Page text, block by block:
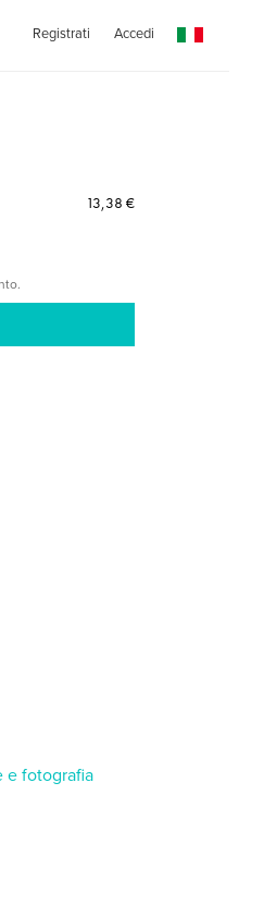
Registrati Accedi
13,38 €
e fotografia